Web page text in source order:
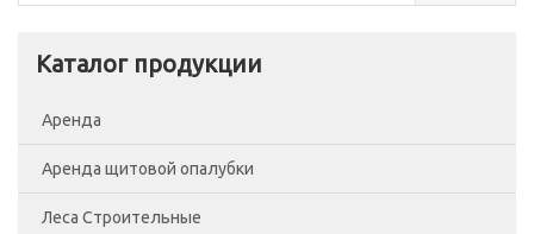
Каталог продукции
Аренда
Аренда щитовой опалубки
Леса Строительные